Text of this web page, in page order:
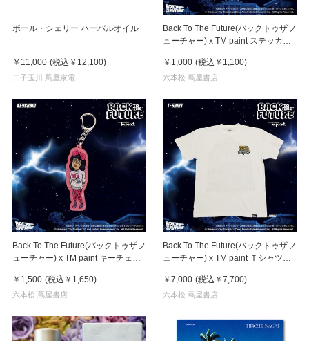
ポール・シェリー ハーバルオイル
￥11,000 (税込 ￥12,100)
二子玉川 蔦屋家電
Back To The Future(バックトゥザフ
ューチャー) x TM paint ステッカー
￥1,000 (税込 ￥1,100)
六本松 蔦屋書店
Back To The Future(バックトゥザフ
ューチャー) x TM paint キーチェー
￥1,500 (税込 ￥1,650)
六本松 蔦屋書店
Back To The Future(バックトゥザフ
ューチャー) x TM paint Ｔシャツ
￥7,000 (税込 ￥7,700)
六本松 蔦屋書店